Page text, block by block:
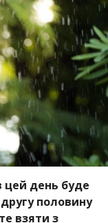
цей день буде
половину
взяти з